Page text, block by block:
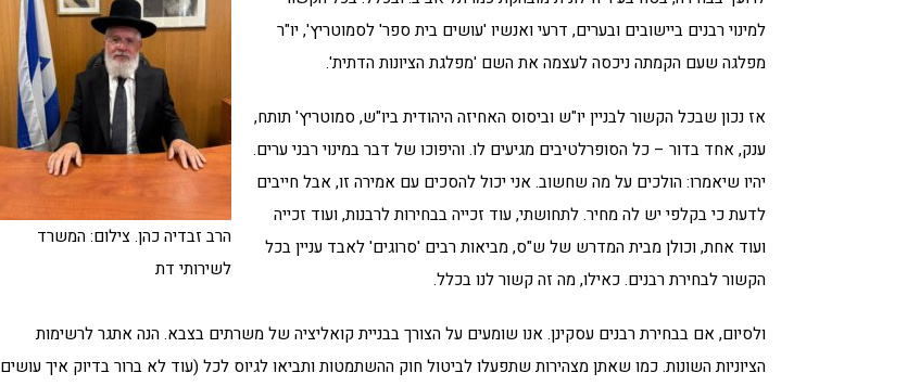
הרב זבדיה כהן. צילום: המשרד
לשירותי דת
למינוי רבנים ביישובים ובערים, דרעי ואנשיו 'עושים בית ספר' לסמוטריץ', יו"ר
מפלגה שעם הקמתה ניכסה לעצמה את השם 'מפלגת הציונות הדתית'.
אז נכון שבכל הקשור לבניין יו"ש וביסוס האחיזה היהודית ביו"ש, סמוטריץ' תותח,
ענק, אחד בדור – כל הסופרלטיבים מגיעים לו. והיפוכו של דבר במינוי רבני ערים.
יהיו שיאמרו: הולכים על מה שחשוב. אני יכול להסכים עם אמירה זו, אבל חייבים
לדעת כי בקלפי יש לה מחיר. לתחושתי, עוד זכייה בבחירות לרבנות, ועוד זכייה
ועוד אחת, וכולן מבית המדרש של ש"ס, מביאות רבים 'סרוגים' לאבד עניין בכל
הקשור לבחירת רבנים. כאילו, מה זה קשור לנו בכלל.
ולסיום, אם בבחירת רבנים עסקינן. אנו שומעים על הצורך בבניית קואליציה של משרתים בצבא. הנה אתגר לרשימות
הציוניות השונות. כמו שאתן מצהירות שתפעלו לביטול חוק ההשתמטות ותביאו לגיוס לכל (עוד לא ברור בדיוק איך עושים